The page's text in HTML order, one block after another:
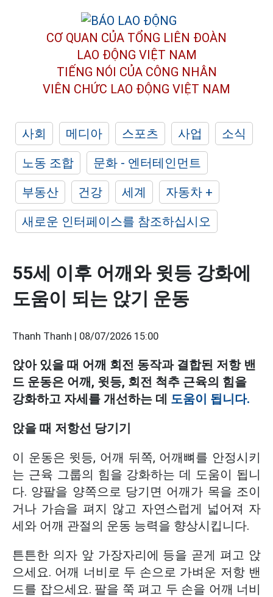
CƠ QUAN CỦA TỔNG LIÊN ĐOÀN
LAO ĐỘNG VIỆT NAM
TIẾNG NÓI CỦA CÔNG NHÂN
VIÊN CHỨC LAO ĐỘNG VIỆT NAM
사회 메디아 스포츠 사업
소식
노동 조합
문화 - 엔터테인먼트
부동산
건강 세계
자동차 +
새로운 인터페이스를 참조하십시오
55세 이후 어깨와 윗등 강화에
도움이 되는 앉기 운동
Thanh Thanh | 08/07/2026 15:00
앉아 있을 때 어깨 회전 동작과 결합된 저항 밴
드 운동은 어깨, 윗등, 회전 척추 근육의 힘을
강화하고 자세를 개선하는 데 도움이 됩니다.
앉을 때 저항선 당기기
이 운동은 윗등, 어깨 뒤쪽, 어깨뼈를 안정시키
는 근육 그룹의 힘을 강화하는 데 도움이 됩니
다. 양팔을 양쪽으로 당기면 어깨가 목을 조이
거나 가슴을 펴지 않고 자연스럽게 넓어져 자
세와 어깨 관절의 운동 능력을 향상시킵니다.
튼튼한 의자 앞 가장자리에 등을 곧게 펴고 앉
으세요. 어깨 너비로 두 손으로 가벼운 저항 밴
드를 잡으세요. 팔을 쭉 펴고 두 손을 어깨 너비